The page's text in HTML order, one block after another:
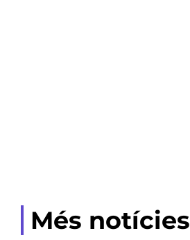
Més notícies